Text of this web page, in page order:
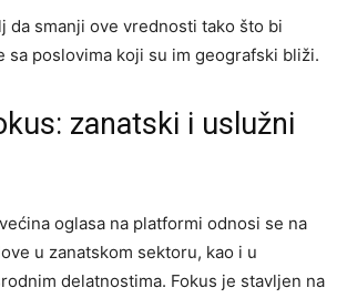
da smanji ove vrednosti tako što bi
sa poslovima koji su im geografski bliži.
zanatski i uslužni
oglasa na platformi odnosi se na
u zanatskom sektoru, kao i u
delatnostima. Fokus je stavljen na